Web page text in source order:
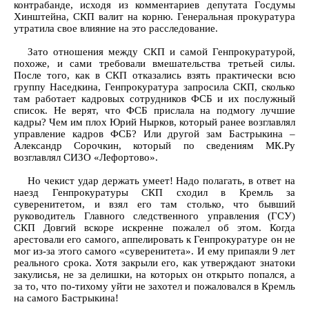
контрабанде, исходя из комментариев депутата Госдумы
Хинштейна, СКП валит на корню. Генеральная прокуратура
утратила свое влияние на это расследование.
Зато отношения между СКП и самой Генпрокуратурой,
похоже, и сами требовали вмешательства третьей силы.
После того, как в СКП отказались взять практически всю
группу Наседкина, Генпрокуратура запросила СКП, сколько
там работает кадровых сотрудников ФСБ и их послужный
список. Не верят, что ФСБ прислала на подмогу лучшие
кадры? Чем им плох Юрий Нырков, который ранее возглавлял
управление кадров ФСБ? Или другой зам Бастрыкина –
Александр Сорочкин, который по сведениям МК.Ру
возглавлял СИЗО «Лефортово».
Но чекист удар держать умеет! Надо полагать, в ответ на
наезд Генпрокуратуры СКП сходил в Кремль за
суверенитетом, и взял его там столько, что бывший
руководитель Главного следственного управления (ГСУ)
СКП Довгий вскоре искренне пожалел об этом. Когда
арестовали его самого, аппелировать к Генпрокуратуре он не
мог из-за этого самого «суверенитета». И ему припаяли 9 лет
реального срока. Хотя закрыли его, как утверждают знатоки
закулисья, не за делишки, на которых он открыто попался, а
за то, что по-тихому уйти не захотел и пожаловался в Кремль
на самого Бастрыкина!